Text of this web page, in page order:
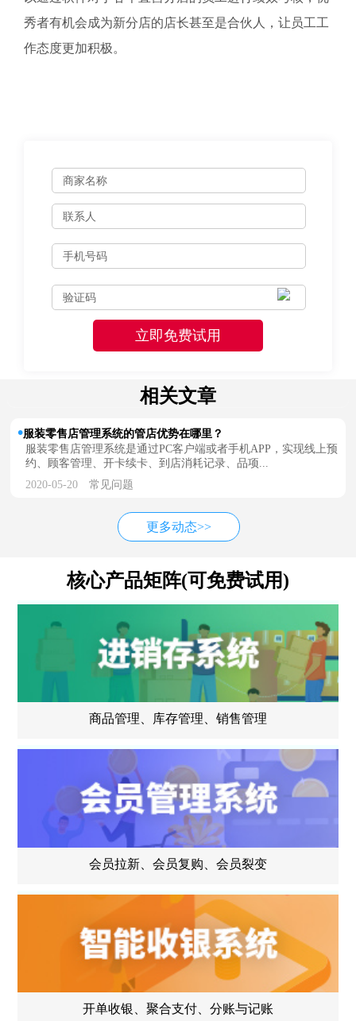
秀者有机会成为新分店的店长甚至是合伙人，让员工工
作态度更加积极。
相关文章
服装零售店管理系统的管店优势在哪里？
服装零售店管理系统是通过PC客户端或者手机APP，实现线上预
约、顾客管理、开卡续卡、到店消耗记录、品项...
2020-05-20 常见问题
更多动态>>
核心产品矩阵(可免费试用)
商品管理、库存管理、销售管理
会员拉新、会员复购、会员裂变
开单收银、聚合支付、分账与记账